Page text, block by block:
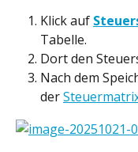
Klick auf
Tabelle.
Dort den
Nach dem
der